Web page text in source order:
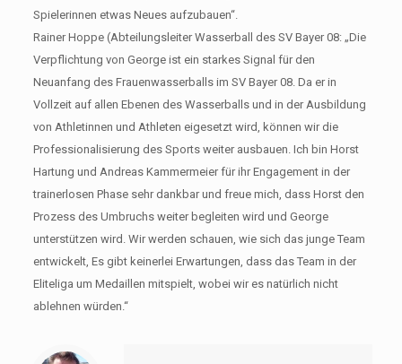
Spielerinnen etwas Neues aufzubauen“.
Rainer Hoppe (Abteilungsleiter Wasserball des SV Bayer 08: „Die
Verpflichtung von George ist ein starkes Signal für den
Neuanfang des Frauenwasserballs im SV Bayer 08. Da er in
Vollzeit auf allen Ebenen des Wasserballs und in der Ausbildung
von Athletinnen und Athleten eigesetzt wird, können wir die
Professionalisierung des Sports weiter ausbauen. Ich bin Horst
Hartung und Andreas Kammermeier für ihr Engagement in der
trainerlosen Phase sehr dankbar und freue mich, dass Horst den
Prozess des Umbruchs weiter begleiten wird und George
unterstützen wird. Wir werden schauen, wie sich das junge Team
entwickelt, Es gibt keinerlei Erwartungen, dass das Team in der
Eliteliga um Medaillen mitspielt, wobei wir es natürlich nicht
ablehnen würden.“